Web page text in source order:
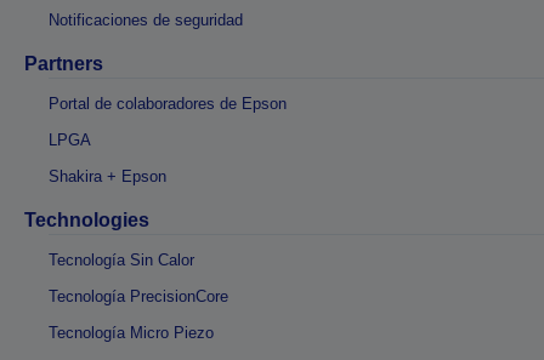
Notificaciones de seguridad
Partners
Portal de colaboradores de Epson
LPGA
Shakira + Epson
Technologies
Tecnología Sin Calor
Tecnología PrecisionCore
Tecnología Micro Piezo